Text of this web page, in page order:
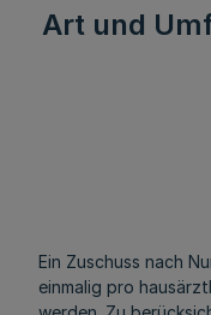
Art und
Ein Zuschuss nach
einmalig pro